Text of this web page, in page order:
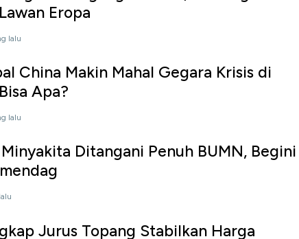
Eropa
lalu
China Makin Mahal Gegara Krisis di
Apa?
lalu
Ditangani Penuh BUMN, Begini
Jurus Topang Stabilkan Harga